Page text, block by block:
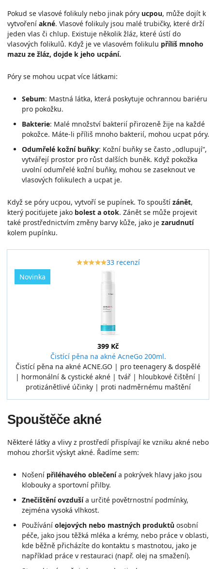
Pokud se vlasové folikuly nebo jinak póry ucpou, může dojít k
vytvoření akné. Vlasové folikuly jsou malé trubičky, které drží
jeden vlas či chlup. Existuje několik žláz, které ústí do
vlasových folikulů. Když je ve vlasovém folikulu příliš mnoho
mazu ze žláz, dojde k jeho ucpání.
Póry se mohou ucpat více látkami:
Sebum: Mastná látka, která poskytuje ochrannou bariéru
pro pokožku.
Bakterie: Malé množství bakterií přirozeně žije na každé
pokožce. Máte-li příliš mnoho bakterií, mohou ucpat póry.
Odumřelé kožní buňky: Kožní buňky se často „odlupují“,
vytvářejí prostor pro růst dalších buněk. Když pokožka
uvolní odumřelé kožní buňky, mohou se zaseknout ve
vlasových folikulech a ucpat je.
Když se póry ucpou, vytvoří se pupínek. To spouští zánět,
který pociťujete jako bolest a otok. Zánět se může projevit
také prostřednictvím změny barvy kůže, jako je zarudnutí
kolem pupínku.
star_borderstar_borderstar_borderstar_borderstar_border
starstarstarstarstar33 recenzí
Novinka
399 Kč
Čistící pěna na akné AcneGo 200ml.
Čistící pěna na akné ACNE.GO | pro teenagery & dospělé
| hormonální & cystické akné | tvář | hloubkové čištění |
protizánětlivé účinky | proti nadměrnému maštění
Spouštěče akné
Některé látky a vlivy z prostředí přispívají ke vzniku akné nebo
mohou zhoršit výskyt akné. Řadíme sem:
Nošení přiléhavého oblečenía pokrývek hlavy jako jsou
klobouky a sportovní přilby.
Znečištění ovzdušía určité povětrnostní podmínky,
zejména vysoká vlhkost.
Používání olejových nebo mastných produktů osobní
péče, jako jsou těžká mléka a krémy, nebo práce v oblasti,
kde běžně přicházíte do kontaktu s mastnotou, jako je
například práce v restauraci (např. olej na smažení).